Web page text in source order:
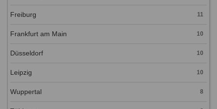
Freiburg 11
Frankfurt am Main 10
Düsseldorf 10
Leipzig 10
Wuppertal 8